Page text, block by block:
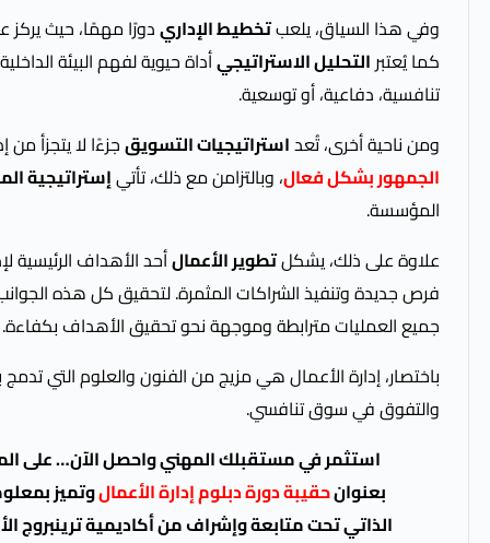
وفي هذا السياق، يلعبتخطيط الإداريدورًا مهمًا، حيث يركز
كما يُعتبرالتحليل الاستراتيجيأداة حيوية لفهم البيئة
تنافسية، دفاعية، أو توسعية.
ومن ناحية أخرى، تُعداستراتيجيات التسويقجزءًا لا يتجزأ
الجمهور بشكل فعال، وبالتزامن مع ذلك، تأتيإستراتيجية
المؤسسة.
علاوة على ذلك، يشكلتطوير الأعمالأحد الأهداف الرئيسية
فرص جديدة وتنفيذ الشراكات المثمرة. لتحقيق كل هذه
جميع العمليات مترابطة وموجهة نحو تحقيق الأهداف بكفاءة.
باختصار، إدارة الأعمال هي مزيج من الفنون والعلوم التي تدمج
والتفوق في سوق تنافسي.
استثمر في مستقبلك المهني واحصل الآن… على
بعنوانحقيبة دورة دبلوم إدارة الأعمالوتميز
الذاتي تحت متابعة وإشراف من أكاديمية ترينبروج